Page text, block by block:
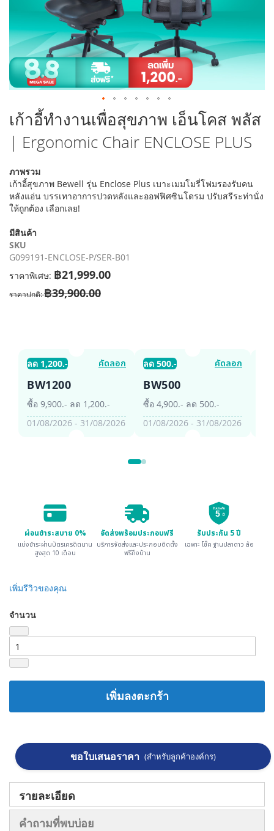
ข้าม
ไป
ที่
ส่วน
ต้น
ของ
แกล
เลอ
รูปภาพ
เก้าอี้ทำงานเพื่อสุขภาพ เอ็นโคส พลัส
| Ergonomic Chair ENCLOSE PLUS
ภาพรวม
เก้าอี้สุขภาพ Bewell รุ่น Enclose Plus เบาะเมมโมรี่โฟมรองรับคน
หลังแอ่น บรรเทาอาการปวดหลังและออฟฟิศซินโดรม ปรับสรีระท่านั่ง
ให้ถูกต้อง เลือกเลย!
มีสินค้า
SKU
G099191-ENCLOSE-P/SER-B01
ราคาพิเศษ ฿21,999.00
ราคาปกติ ฿39,900.00
ลด 1,200.- คัดลอก
BW1200
ซื้อ 9,900.- ลด 1,200.-
01/08/2026 - 31/08/2026
ลด 500.- คัดลอก
BW500
ซื้อ 4,900.- ลด 500.-
01/08/2026 - 31/08/2026
ผ่อนชำระสบาย 0%
แบ่งชำระผ่านบัตรเครดิตนาน
สูงสุด 10 เดือน
จัดส่งพร้อมประกอบฟรี
บริการจัดส่งและประกอบติดตั้ง
ฟรีถึงบ้าน
รับประกัน
5 ปี
รับประกัน 5 ปี
เฉพาะ โช๊ค ฐานปลาดาว ล้อ
เพิ่มรีวิวของคุณ
จำนวน
เพิ่มลงตะกร้า
ขอใบเสนอราคา (สำหรับลูกค้าองค์กร)
รายละเอียด
คำถามที่พบบ่อย